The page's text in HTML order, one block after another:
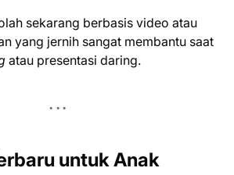
sekarang berbasis video atau
yang jernih sangat membantu saat
atau presentasi daring.
untuk Anak